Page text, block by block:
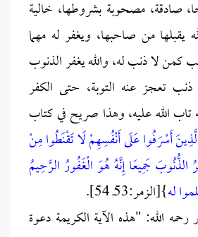
صادقة، مصحوبة بشروطها، خالية
يقبلها من صاحبها، ويغفر له مهما
كمن لا ذنب له، والله يغفر الذنوب
تعجز عنه التوبة، حتى الكفر
الله عليه، وهذا صريح في كتاب
أَسْرَفُوا عَلَى أَنْفُسِهِمْ لَا تَقْنَطُوا مِنْ
الذُّنُوبَ جَمِيعًا إِنَّهُ هُوَ الْغَفُورُ الرَّحِيمُ
له}[الزمر:53ـ 54].
رحمه الله: "هذه الآية الكريمة دعوة